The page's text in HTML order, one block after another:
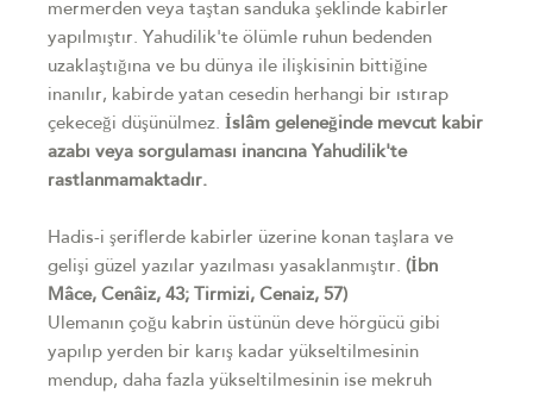
mermerden veya taştan sanduka şeklinde kabirler
yapılmıştır. Yahudilik'te ölümle ruhun bedenden
uzaklaştığına ve bu dünya ile ilişkisinin bittiğine
inanılır, kabirde yatan cesedin herhangi bir ıstırap
çekeceği düşünülmez. İslâm geleneğinde mevcut kabir
azabı veya sorgulaması inancına Yahudilik'te
rastlanmamaktadır.
Hadis-i şeriflerde kabirler üzerine konan taşlara ve
gelişi güzel yazılar yazılması yasaklanmıştır. (İbn
Mâce, Cenâiz, 43; Tirmizi, Cenaiz, 57)
Ulemanın çoğu kabrin üstünün deve hörgücü gibi
yapılıp yerden bir karış kadar yükseltilmesinin
mendup, daha fazla yükseltilmesinin ise mekruh